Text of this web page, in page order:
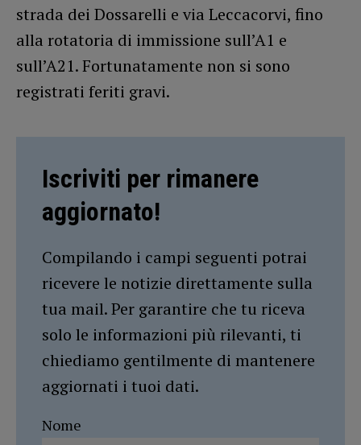
strada dei Dossarelli e via Leccacorvi, fino
alla rotatoria di immissione sull’A1 e
sull’A21. Fortunatamente non si sono
registrati feriti gravi.
Iscriviti per rimanere
aggiornato!
Compilando i campi seguenti potrai
ricevere le notizie direttamente sulla
tua mail. Per garantire che tu riceva
solo le informazioni più rilevanti, ti
chiediamo gentilmente di mantenere
aggiornati i tuoi dati.
Nome